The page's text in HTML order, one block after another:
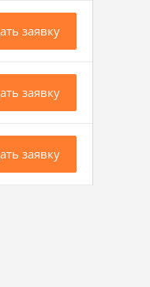
заявку
заявку
заявку